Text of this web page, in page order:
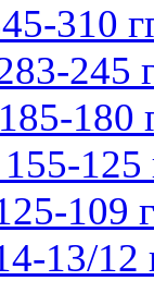
310
245
180
125
109
13/12